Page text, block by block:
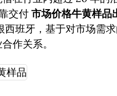
交付 市场价格牛黄样品
班牙，基于对市场需
作关系。